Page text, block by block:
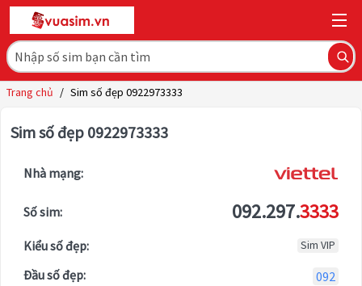
Trang chủ / Sim số đẹp 0922973333
Sim số đẹp 0922973333
Nhà mạng:
Số sim: 092.297.3333
Kiểu số đẹp: Sim VIP
Đầu số đẹp:
092